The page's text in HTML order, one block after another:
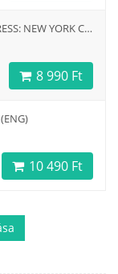
DOW - TICKET TO RIDE EXPRESS: NEW YORK CITY 1960 - EN
8 990 Ft
10 490 Ft